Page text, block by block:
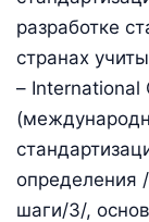
разработке
странах
– International
определения
шаги/3/,